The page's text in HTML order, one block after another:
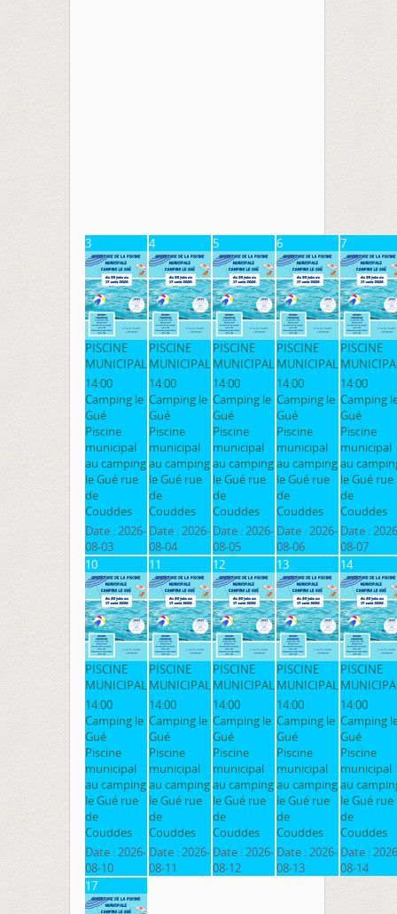
3
PISCINE
MUNICIPAL
14:00
Camping le
Gué
Piscine
municipal
au camping
le Gué rue
de
Couddes
Date :2026-
08-03
4
PISCINE
MUNICIPAL
14:00
Camping le
Gué
Piscine
municipal
au camping
le Gué rue
de
Couddes
Date :2026-
08-04
5
PISCINE
MUNICIPAL
14:00
Camping le
Gué
Piscine
municipal
au camping
le Gué rue
de
Couddes
Date :2026-
08-05
6
PISCINE
MUNICIPAL
14:00
Camping le
Gué
Piscine
municipal
au camping
le Gué rue
de
Couddes
Date :2026-
08-06
7
PISCINE
14:00
Camping
Gué
Piscine
municipal
au
le Gué rue
de
Couddes
Date :
08-07
10
PISCINE
MUNICIPAL
14:00
Camping le
Gué
Piscine
municipal
au camping
le Gué rue
de
Couddes
Date :2026-
08-10
11
PISCINE
MUNICIPAL
14:00
Camping le
Gué
Piscine
municipal
au camping
le Gué rue
de
Couddes
Date :2026-
08-11
12
PISCINE
MUNICIPAL
14:00
Camping le
Gué
Piscine
municipal
au camping
le Gué rue
de
Couddes
Date :2026-
08-12
13
PISCINE
MUNICIPAL
14:00
Camping le
Gué
Piscine
municipal
au camping
le Gué rue
de
Couddes
Date :2026-
08-13
14
PISCINE
14:00
Camping
Gué
Piscine
municipal
au
le Gué rue
de
Couddes
Date :
08-14
17